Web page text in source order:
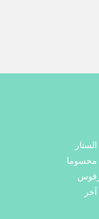
الستار
محسوما
قوس
آخر